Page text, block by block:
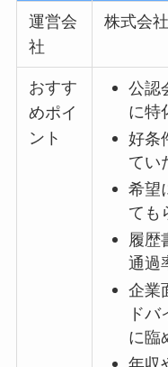
運営会
社
株式会
おすす
めポイ
ント
公認
に特
好条
てい
希望
ても
履歴
通過
企業
ド
に臨